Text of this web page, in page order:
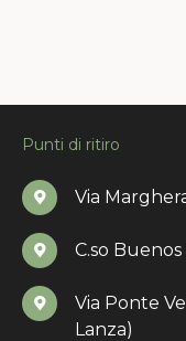
Punti di ritiro
Via
C.so Buenos
Via Ponte
Lanza)